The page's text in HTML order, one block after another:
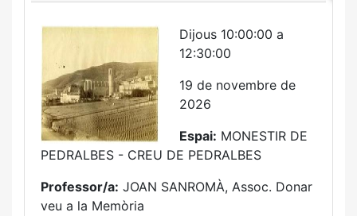
Dijous 10:00:00 a
12:30:00
19 de novembre de
2026
Espai: MONESTIR DE
PEDRALBES - CREU DE PEDRALBES
Professor/a: JOAN SANROMÀ, Assoc. Donar
veu a la Memòria